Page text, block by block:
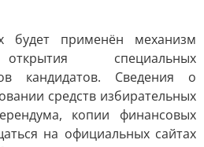
будет применён механизм
специальных
кандидатов. Сведения о
средств избирательных
копии финансовых
на официальных сайтах